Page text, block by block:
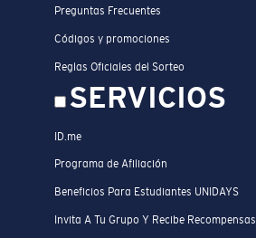
Preguntas Frecuentes
Códigos y promociones
Reglas Oficiales del Sorteo
SERVICIOS
ID.me
Programa de Afiliación
Beneficios Para Estudiantes UNIDAYS
Invita A Tu Grupo Y Recibe Recompensas